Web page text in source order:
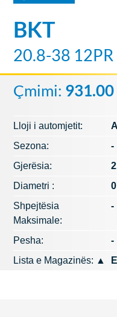
BKT
20.8-38 12PR
Çmimi: 931.00
Lloji i automjetit:
Sezona:
-
Gjerësia:
Diametri :
Shpejtësia
Maksimale:
-
Pesha:
-
Lista e Magazinës: ▲